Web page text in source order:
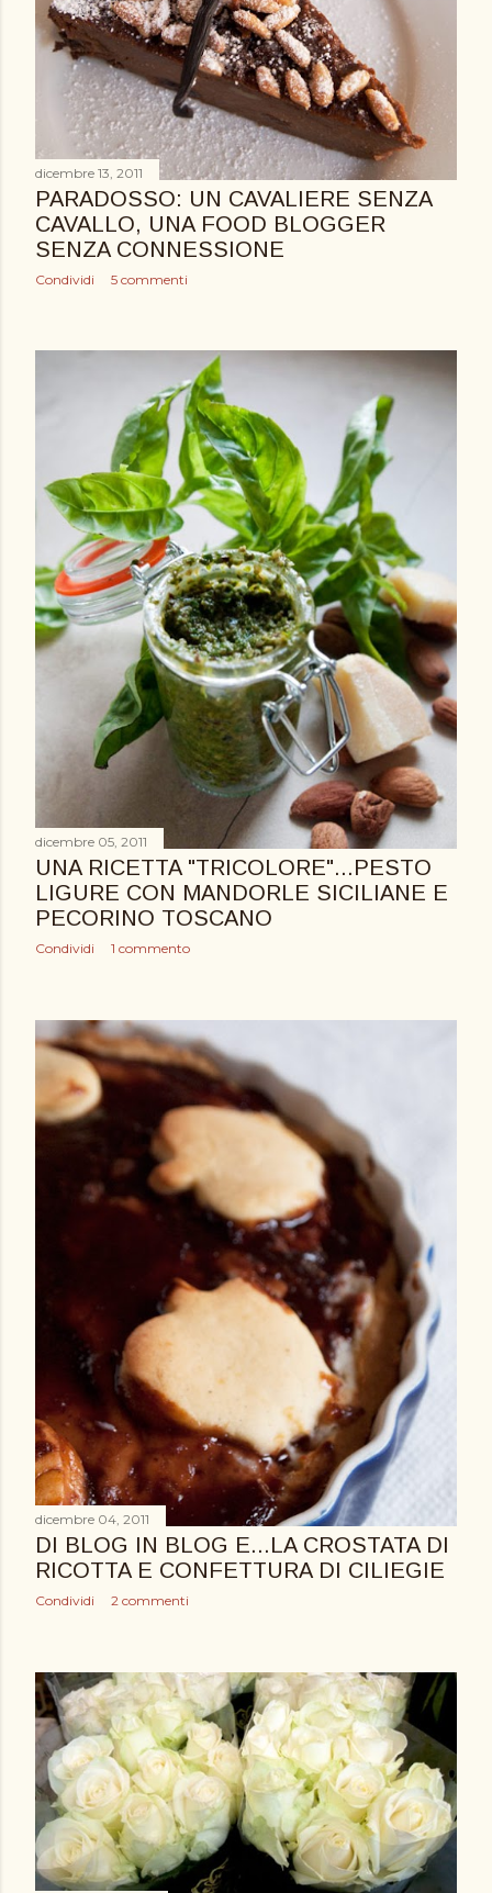
dicembre 13, 2011
PARADOSSO: UN CAVALIERE SENZA
CAVALLO, UNA FOOD BLOGGER
SENZA CONNESSIONE
Condividi 5 commenti
dicembre 05, 2011
UNA RICETTA "TRICOLORE"...PESTO
LIGURE CON MANDORLE SICILIANE E
PECORINO TOSCANO
Condividi 1 commento
dicembre 04, 2011
DI BLOG IN BLOG E...LA CROSTATA DI
RICOTTA E CONFETTURA DI CILIEGIE
Condividi 2 commenti